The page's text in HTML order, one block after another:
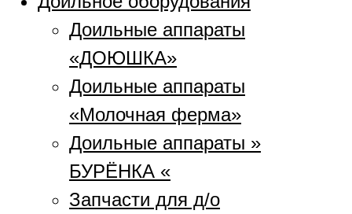
Доильные аппараты
«ДОЮШКА»
Доильные аппараты
«Молочная ферма»
Доильные аппараты »
БУРЁНКА «
Запчасти для д/о